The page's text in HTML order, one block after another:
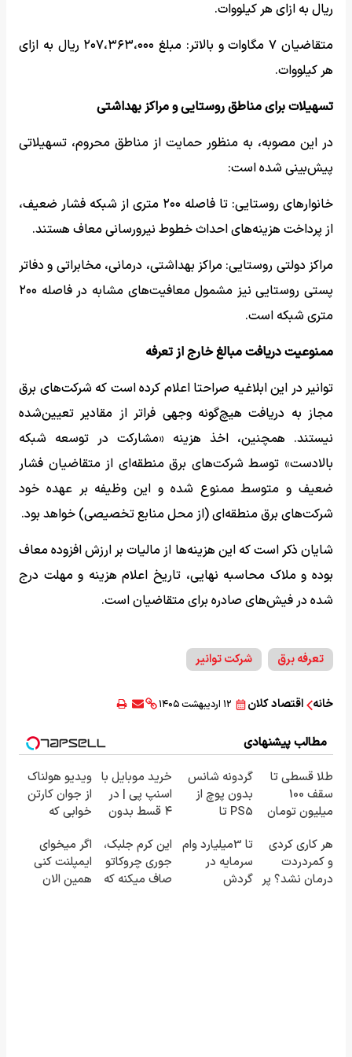
ریال به ازای هر کیلووات.
متقاضیان ۷ مگاوات و بالاتر: مبلغ ۲۰۷،۳۶۳،۰۰۰ ریال به ازای
هر کیلووات.
تسهیلات برای مناطق روستایی و مراکز بهداشتی
در این مصوبه، به منظور حمایت از مناطق محروم، تسهیلاتی
پیش‌بینی شده است:
خانوارهای روستایی: تا فاصله ۲۰۰ متری از شبکه فشار ضعیف،
از پرداخت هزینه‌های احداث خطوط نیرورسانی معاف هستند.
مراکز دولتی روستایی: مراکز بهداشتی، درمانی، مخابراتی و دفاتر
پستی روستایی نیز مشمول معافیت‌های مشابه در فاصله ۲۰۰
متری شبکه است.
ممنوعیت دریافت مبالغ خارج از تعرفه
توانیر در این ابلاغیه صراحتا اعلام کرده است که شرکت‌های برق
مجاز به دریافت هیچ‌گونه وجهی فراتر از مقادیر تعیین‌شده
نیستند. همچنین، اخذ هزینه «مشارکت در توسعه شبکه
بالادست» توسط شرکت‌های برق منطقه‌ای از متقاضیان فشار
ضعیف و متوسط ممنوع شده و این وظیفه بر عهده خود
شرکت‌های برق منطقه‌ای (از محل منابع تخصیصی) خواهد بود.
شایان ذکر است که این هزینه‌ها از مالیات بر ارزش افزوده معاف
بوده و ملاک محاسبه نهایی، تاریخ اعلام هزینه و مهلت درج
شده در فیش‌های صادره برای متقاضیان است.
تعرفه برق شرکت توانیر
خانه اقتصاد کلان ۱۲ اردیبهشت ۱۴۰۵
مطالب پیشنهادی
طلا قسطی تا
سقف 100
میلیون تومان
گردونه شانس
بدون پوچ از
PS5 تا
کوین 🔥
خرید موبایل با
اسنپ پی | در
۴ قسط بدون
ویدیو هولناک
از جوان کارتن
خوابی که
آموزش رایگان
هر کاری کردی
و کمردردت
درمان نشد؟ پر
تا 3میلیارد وام
سرمایه در
گردش
این کرم جلبک،
جوری چروکاتو
صاف میکنه که
اگر میخوای
ایمپلنت کنی
همین الان